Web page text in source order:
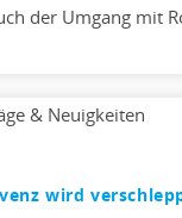
der Umgang mit
wird